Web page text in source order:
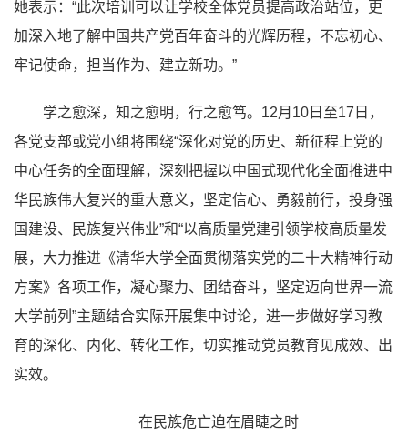
她表示：“此次培训可以让学校全体党员提高政治站位，更
加深入地了解中国共产党百年奋斗的光辉历程，不忘初心、
牢记使命，担当作为、建立新功。”
学之愈深，知之愈明，行之愈笃。12月10日至17日，
各党支部或党小组将围绕“深化对党的历史、新征程上党的
中心任务的全面理解，深刻把握以中国式现代化全面推进中
华民族伟大复兴的重大意义，坚定信心、勇毅前行，投身强
国建设、民族复兴伟业”和“以高质量党建引领学校高质量发
展，大力推进《清华大学全面贯彻落实党的二十大精神行动
方案》各项工作，凝心聚力、团结奋斗，坚定迈向世界一流
大学前列”主题结合实际开展集中讨论，进一步做好学习教
育的深化、内化、转化工作，切实推动党员教育见成效、出
实效。
在民族危亡迫在眉睫之时